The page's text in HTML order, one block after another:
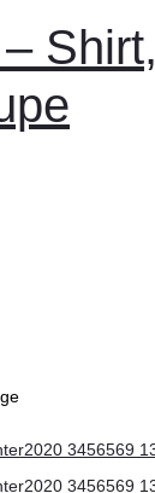
Shirt,